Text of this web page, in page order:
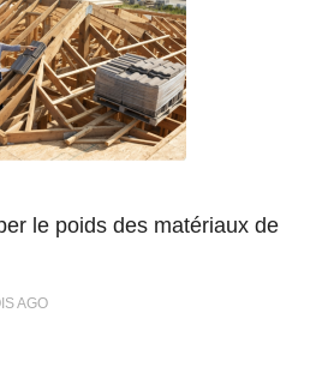
le poids des matériaux de
AGO